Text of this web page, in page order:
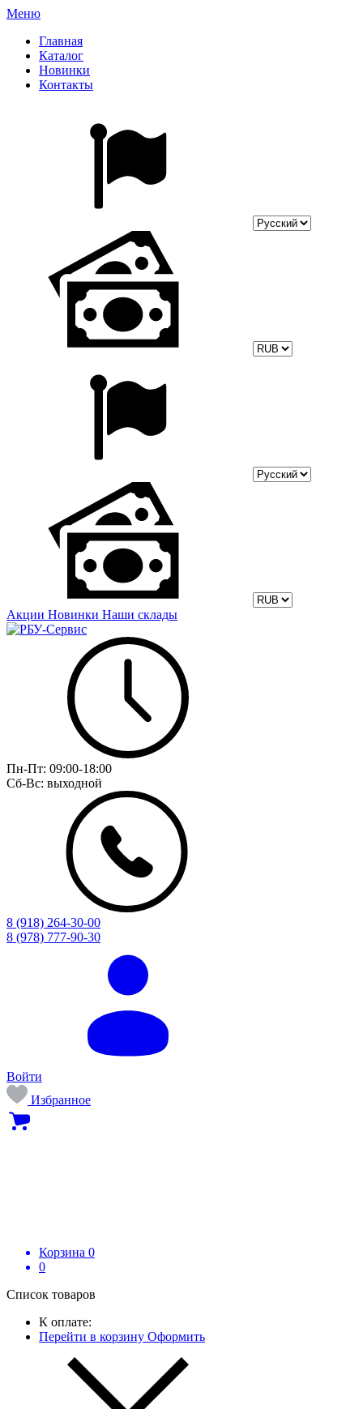
Меню
Главная
Каталог
Новинки
Контакты
Акции Новинки Наши склады
Пн-Пт: 09:00-18:00
Сб-Вс: выходной
8 (918) 264-30-00
8 (978) 777-90-30
Войти
Избранное
Корзина 0
0
Список товаров
К оплате:
Перейти в корзину Оформить